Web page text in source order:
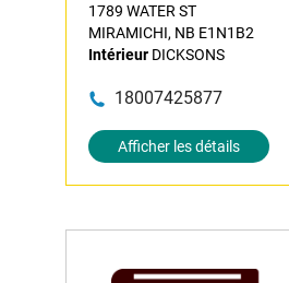
1789 WATER ST
MIRAMICHI, NB E1N1B2
Intérieur DICKSONS
18007425877
Afficher les détails